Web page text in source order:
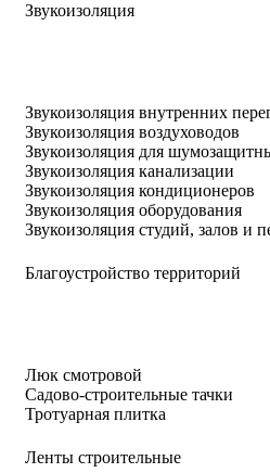
Звукоизоляция
Звукоизоляция внутренних
Звукоизоляция воздуховодов
Звукоизоляция для
Звукоизоляция канализации
Звукоизоляция кондиционеров
Звукоизоляция оборудования
Звукоизоляция студий, залов и
Благоустройство территорий
Люк смотровой
Садово-строительные тачки
Тротуарная плитка
Ленты строительные